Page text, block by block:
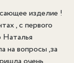
изделие !
, с первого
на вопросы ,за